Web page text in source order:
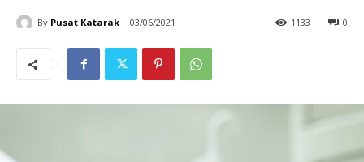
By Pusat Katarak 03/06/2021 0
1133